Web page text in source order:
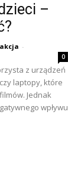
–
-
0
z urządzeń
laptopy, które
Jednak
wpływu